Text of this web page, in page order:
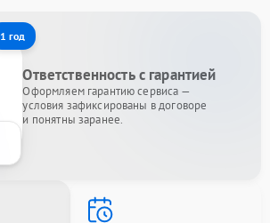
1 год
Ответственность с гарантией
Оформляем гарантию сервиса —
условия зафиксированы в договоре
и понятны заранее.